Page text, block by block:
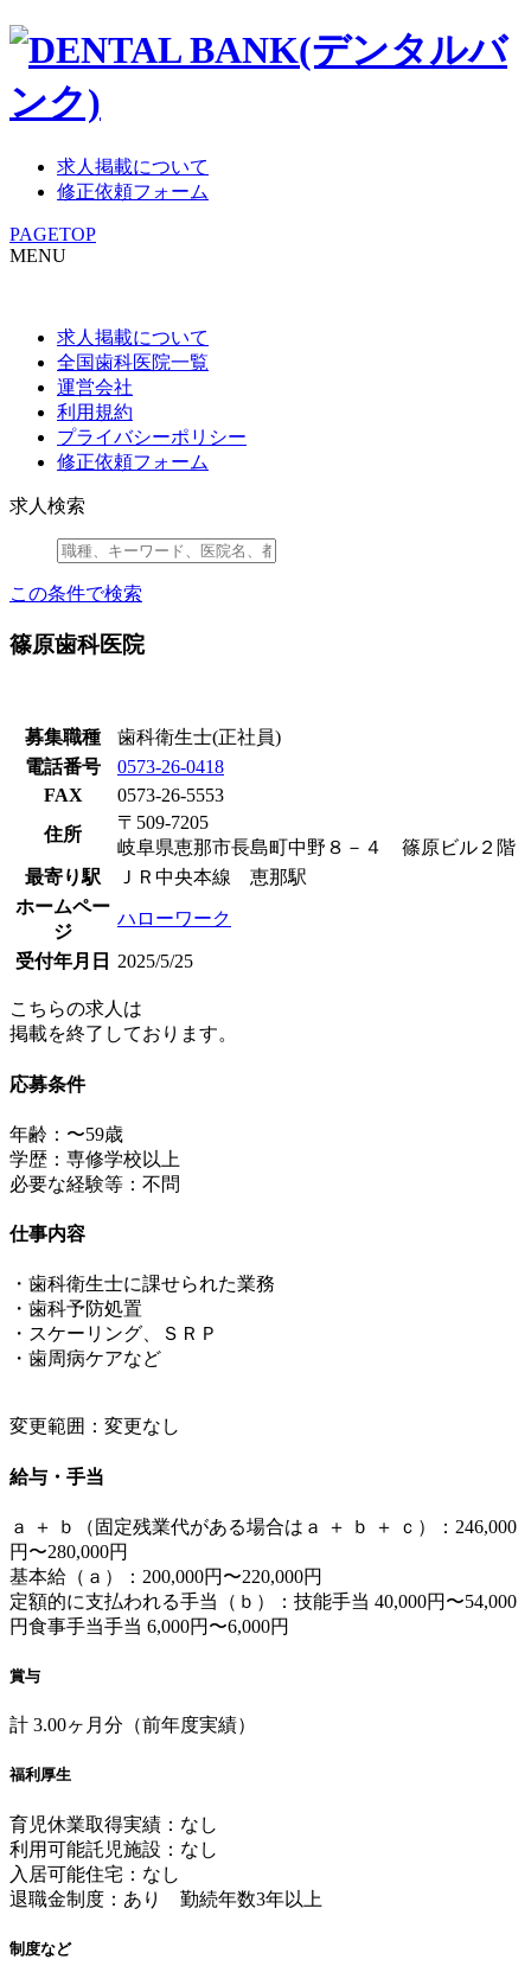
求人掲載について
修正依頼フォーム
PAGETOP
MENU
求人掲載について
全国歯科医院一覧
運営会社
利用規約
プライバシーポリシー
修正依頼フォーム
求人検索
この条件で検索
篠原歯科医院
募集職種
歯科衛生士(正社員)
電話番号
0573-26-0418
FAX
0573-26-5553
住所
〒509-7205
岐阜県恵那市長島町中野８－４ 篠原ビル２階
最寄り駅
ＪＲ中央本線 恵那駅
ホームペー
ジ
ハローワーク
受付年月日 2025/5/25
こちらの求人は
掲載を終了しております。
応募条件
年齢：〜59歳
学歴：専修学校以上
必要な経験等：不問
仕事内容
・歯科衛生士に課せられた業務
・歯科予防処置
・スケーリング、ＳＲＰ
・歯周病ケアなど
変更範囲：変更なし
給与・手当
ａ ＋ ｂ（固定残業代がある場合はａ ＋ ｂ ＋ ｃ）：246,000
円〜280,000円
基本給（ａ）：200,000円〜220,000円
定額的に支払われる手当（ｂ）：技能手当 40,000円〜54,000
円食事手当手当 6,000円〜6,000円
賞与
計 3.00ヶ月分（前年度実績）
福利厚生
育児休業取得実績：なし
利用可能託児施設：なし
入居可能住宅：なし
退職金制度：あり 勤続年数3年以上
制度など